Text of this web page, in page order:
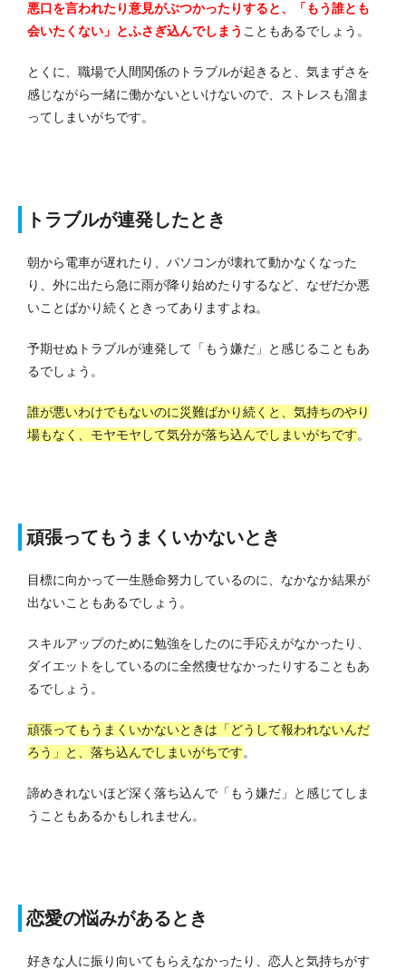
悪口を言われたり意見がぶつかったりすると、「もう誰とも
会いたくない」とふさぎ込んでしまう こともあるでしょう。
とくに、職場で人間関係のトラブルが起きると、気まずさを
感じながら一緒に働かないといけないので、ストレスも溜ま
ってしまいがちです。
トラブルが連発したとき
朝から電車が遅れたり、パソコンが壊れて動かなくなった
り、外に出たら急に雨が降り始めたりするなど、なぜだか悪
いことばかり続くときってありますよね。
予期せぬトラブルが連発して「もう嫌だ」と感じることもあ
るでしょう。
誰が悪いわけでもないのに災難ばかり続くと、気持ちのやり
場もなく、モヤモヤして気分が落ち込んでしまいがちです。
頑張ってもうまくいかないとき
目標に向かって一生懸命努力しているのに、なかなか結果が
出ないこともあるでしょう。
スキルアップのために勉強をしたのに手応えがなかったり、
ダイエットをしているのに全然痩せなかったりすることもあ
るでしょう。
頑張ってもうまくいかないときは「どうして報われないんだ
ろう」と、落ち込んでしまいがちです。
諦めきれないほど深く落ち込んで「もう嫌だ」と感じてしま
うこともあるかもしれません。
恋愛の悩みがあるとき
好きな人に振り向いてもらえなかったり、恋人と気持ちがす